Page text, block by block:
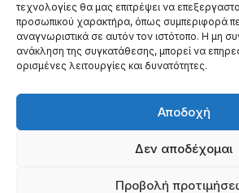
τεχνολογίες θα μας επιτρέψει να
προσωπικού χαρακτήρα, όπως συμπεριφορά
αναγνωριστικά σε αυτόν τον ιστότοπο. Η μη
ανάκληση της συγκατάθεσης, μπορεί να
ορισμένες λειτουργίες και δυνατότητες.
Αποδοχή
Δεν αποδέχομαι
Προβολή
ΑΦΜ: 996784522
ΤΗΛ: (+30) 698 199 8604